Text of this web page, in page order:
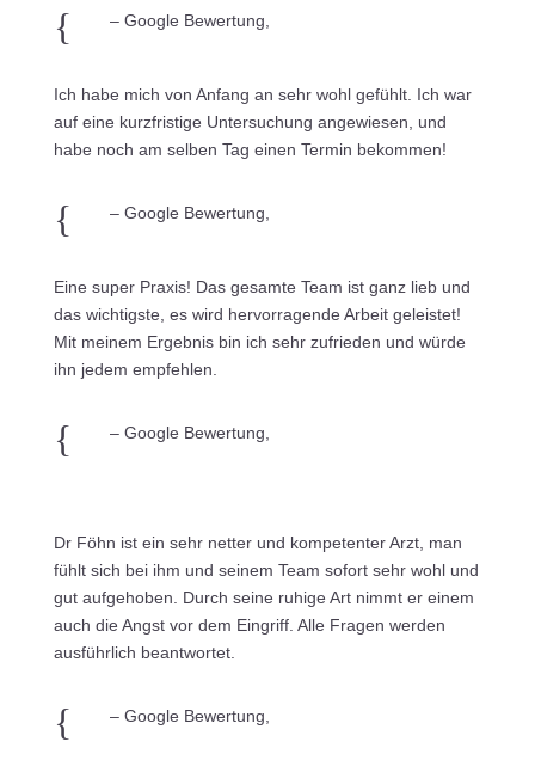
{ – Google Bewertung,
Ich habe mich von Anfang an sehr wohl gefühlt. Ich war
auf eine kurzfristige Untersuchung angewiesen, und
habe noch am selben Tag einen Termin bekommen!
{ – Google Bewertung,
Eine super Praxis! Das gesamte Team ist ganz lieb und
das wichtigste, es wird hervorragende Arbeit geleistet!
Mit meinem Ergebnis bin ich sehr zufrieden und würde
ihn jedem empfehlen.
{ – Google Bewertung,
Dr Föhn ist ein sehr netter und kompetenter Arzt, man
fühlt sich bei ihm und seinem Team sofort sehr wohl und
gut aufgehoben. Durch seine ruhige Art nimmt er einem
auch die Angst vor dem Eingriff. Alle Fragen werden
ausführlich beantwortet.
{ – Google Bewertung,